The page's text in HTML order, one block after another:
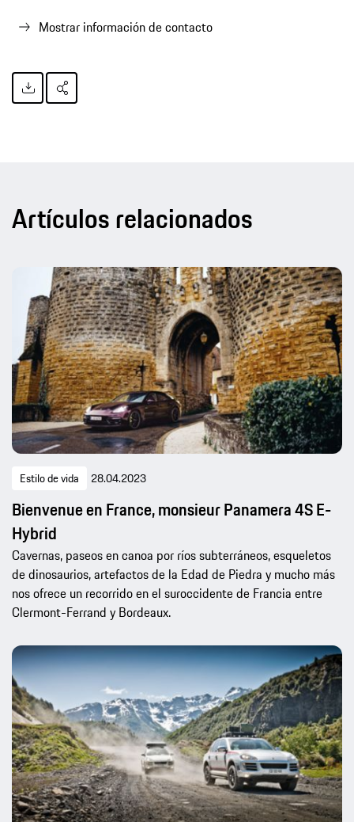
Mostrar información de contacto
Artículos relacionados
Estilo de vida 28.04.2023
Bienvenue en France, monsieur Panamera 4S E-
Hybrid
Cavernas, paseos en canoa por ríos subterráneos, esqueletos
de dinosaurios, artefactos de la Edad de Piedra y mucho más
nos ofrece un recorrido en el suroccidente de Francia entre
Clermont-Ferrand y Bordeaux.